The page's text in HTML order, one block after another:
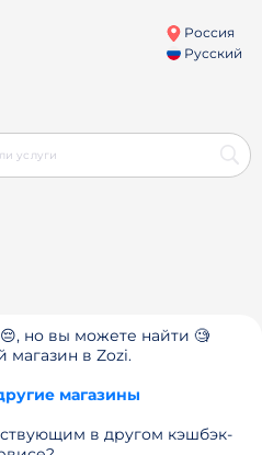
Россия
Русский
но вы можете найти 🧐
магазин в Zozi.
магазины
в другом кэшбэк-